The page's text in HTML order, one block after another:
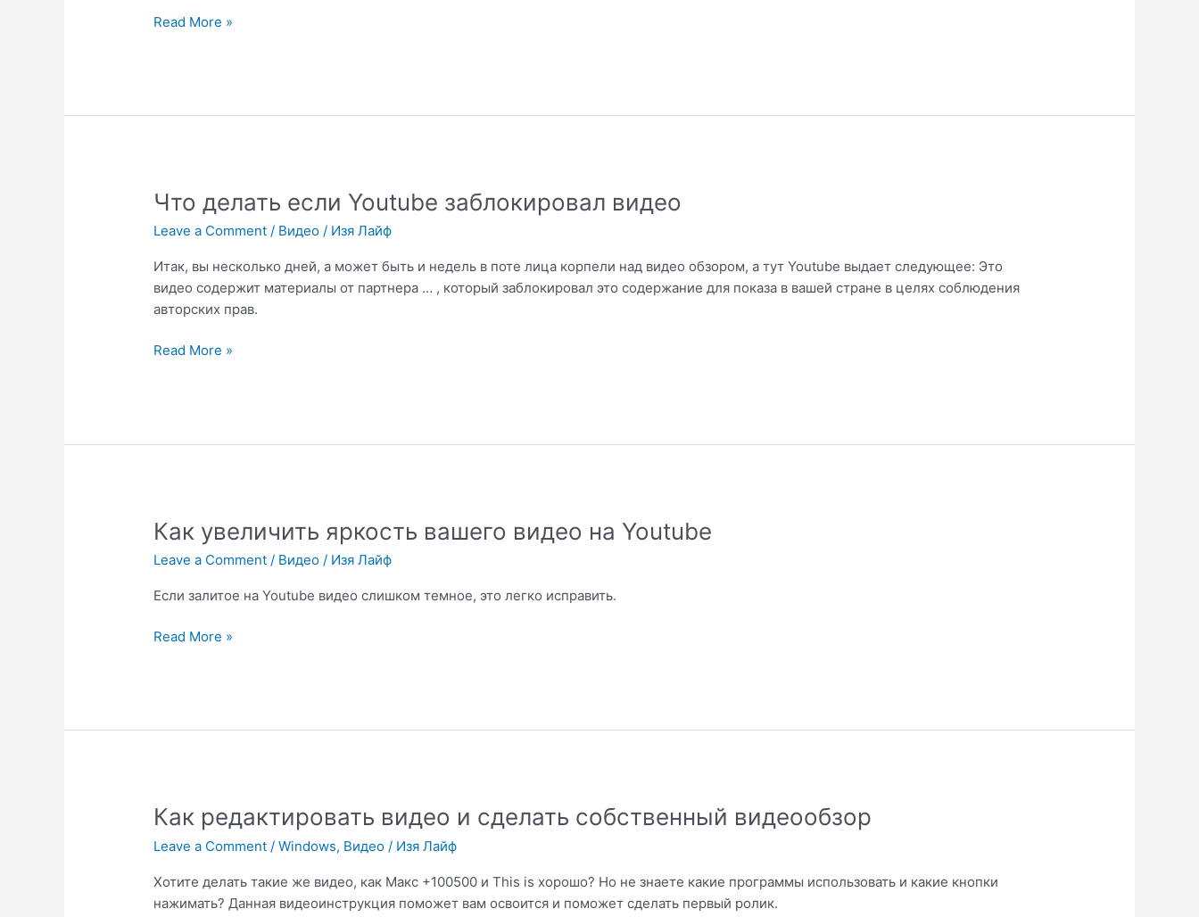
HDMI
воспроизведения
Read More »
Что делать если Youtube заблокировал видео
Leave a Comment / Видео / Изя Лайф
Итак, вы несколько дней, а может быть и недель в поте лица корпели над видео обзором, а тут Youtube выдает следующее: Это
видео содержит материалы от партнера … , который заблокировал это содержание для показа в вашей стране в целях соблюдения
авторских прав.
Что
Read More »
Как увеличить яркость вашего видео на Youtube
Leave a Comment / Видео / Изя Лайф
Если залитое на Youtube видео слишком темное, это легко исправить.
Как
Read More »
Как редактировать видео и сделать собственный видеообзор
Leave a Comment /Windows, Видео / Изя Лайф
Хотите делать такие же видео, как Макс +100500 и This is хорошо? Но не знаете какие программы использовать и какие кнопки
нажимать? Данная видеоинструкция поможет вам освоится и поможет сделать первый ролик.